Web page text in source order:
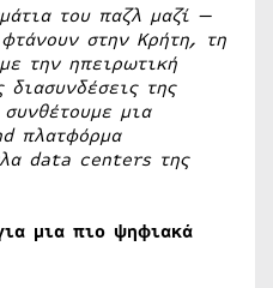
του παζλ μαζί —
στην Κρήτη, τη
την ηπειρωτική
διασυνδέσεις της
μια
πλατφόρμα
data centersτης
μια πιο ψηφιακά